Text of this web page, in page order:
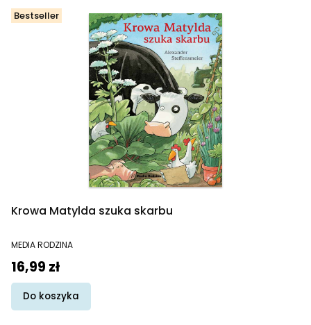
Bestseller
Krowa Matylda szuka skarbu
PRODUCENT
MEDIA RODZINA
Cena
16,99 zł
Do koszyka